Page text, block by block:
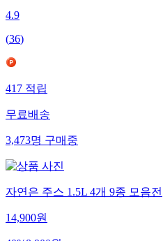
4.9
(36)
417적립
무료배송
3,473명구매중
자연은 주스 1.5L 4개 9종 모음전
14,900원